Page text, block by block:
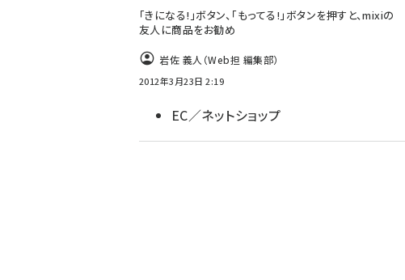
「きになる!」ボタン、「もってる!」ボタンを押すと、mixiの
友人に商品をお勧め
岩佐 義人（Web担 編集部）
2012年3月23日 2:19
EC／ネットショップ